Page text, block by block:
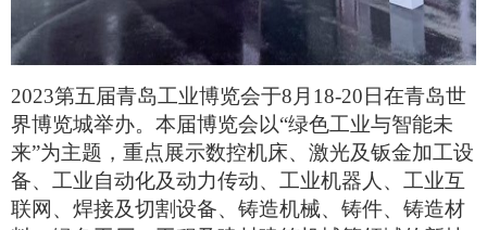
2023第五届青岛工业博览会于8月18-20日在青岛世
界博览城举办。本届博览会以“绿色工业与智能未
来”为主题，重点展示数控机床、激光及钣金加工设
备、工业自动化及动力传动、工业机器人、工业互
联网、焊接及切割设备、铸造机械、铸件、铸造材